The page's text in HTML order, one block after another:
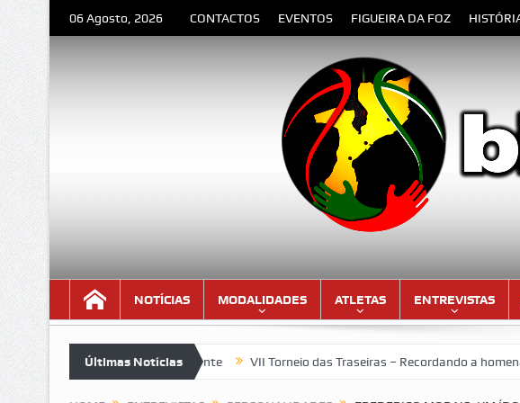
06 Agosto, 2026 CONTACTOS EVENTOS FIGUEIRA DA FOZ
NOTÍCIAS MODALIDADES ATLETAS ENTREVISTAS
Últimas Notícias
de Orlando Valente VII Torneio das Traseiras – Recordando a homenagem ao “4